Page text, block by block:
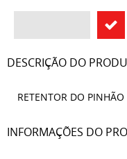
DESCRIÇÃO DO
RETENTOR DO
INFORMAÇÕES DO